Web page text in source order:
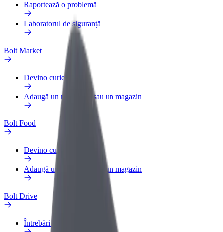
Raportează o problemă
Laboratorul de siguranță
Bolt Market
Devino curier
Adaugă un restaurant sau un magazin
Bolt Food
Devino curier
Adaugă un restaurant sau un magazin
Bolt Drive
Întrebări frecvente